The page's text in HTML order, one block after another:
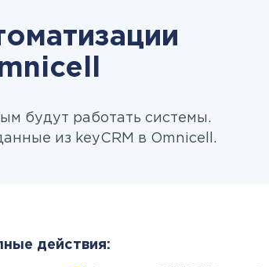
будут работать системы.
из keyCRM в Omnicell.
действия: